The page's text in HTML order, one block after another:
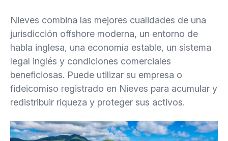
9. Sin control de divisas
10. Maravillosas oportunidades bancarias
11. Requisitos de las empresas con sede en Nieves
12. Una empresa registrada en Nieves: las
Nieves combina las mejores cualidades de una
jurisdicción offshore moderna, un entorno de
habla inglesa, una economía estable, un sistema
legal inglés y condiciones comerciales
beneficiosas. Puede utilizar su empresa o
fideicomiso registrado en Nieves para acumular y
redistribuir riqueza y proteger sus activos.